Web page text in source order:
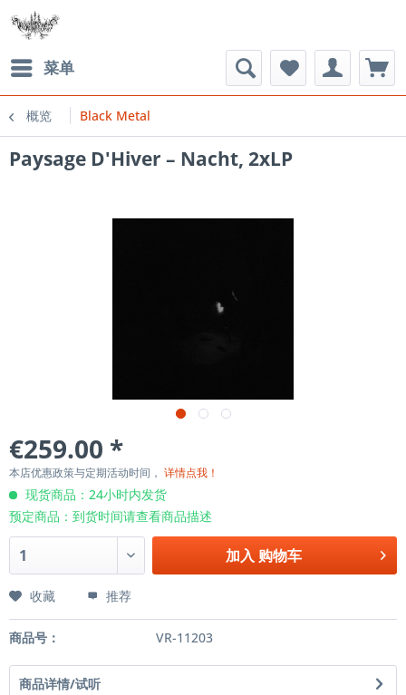
菜单
概览 Black Metal
Paysage D'Hiver ‎– Nacht, 2xLP
€259.00 *
本店优惠政策与定期活动时间， 详情点我！
现货商品：24小时内发货
预定商品：到货时间请查看商品描述
加入 购物车
收藏 推荐
商品号： VR-11203
商品详情/试听